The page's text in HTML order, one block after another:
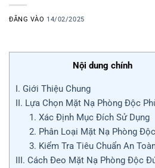
ĐĂNG VÀO 14/02/2025
Nội dung chính
I. Giới Thiệu Chung
II. Lựa Chọn Mặt Nạ Phòng Độc
1. Xác Định Mục Đích Sử Dụng
2. Phân Loại Mặt Nạ Phòng Độc
3. Kiểm Tra Tiêu Chuẩn An
III. Cách Đeo Mặt Nạ Phòng Độc